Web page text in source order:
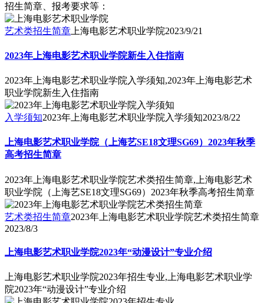
招生简章、报考要求等：
艺术类招生简章 上海电影艺术职业学院2023/9/21
2023年上海电影艺术职业学院新生入住指南
2023年上海电影艺术职业学院入学须知,2023年上海电影艺术
职业学院新生入住指南
入学须知2023年上海电影艺术职业学院入学须知2023/8/22
上海电影艺术职业学院（上海艺SE18文理SG69）2023年秋季
高考招生简章
2023年上海电影艺术职业学院艺术类招生简章,上海电影艺术
职业学院（上海艺SE18文理SG69）2023年秋季高考招生简章
艺术类招生简章2023年上海电影艺术职业学院艺术类招生简章
2023/8/3
上海电影艺术职业学院2023年“动漫设计”专业介绍
上海电影艺术职业学院2023年招生专业,上海电影艺术职业学
院2023年“动漫设计”专业介绍